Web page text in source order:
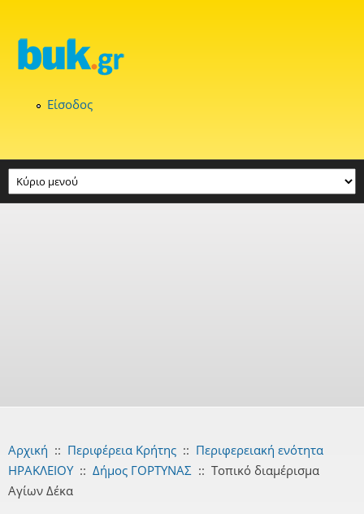
Είσοδος
Αρχική :: Περιφέρεια Κρήτης :: Περιφερειακή ενότητα
ΗΡΑΚΛΕΙΟΥ :: Δήμος ΓΟΡΤΥΝΑΣ :: Τοπικό διαμέρισμα
Αγίων Δέκα